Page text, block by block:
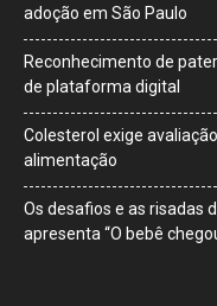
adoção em São Paulo
Reconhecimento de
de plataforma digital
Colesterol exige
alimentação
Os desafios e as risadas
apresenta “O bebê